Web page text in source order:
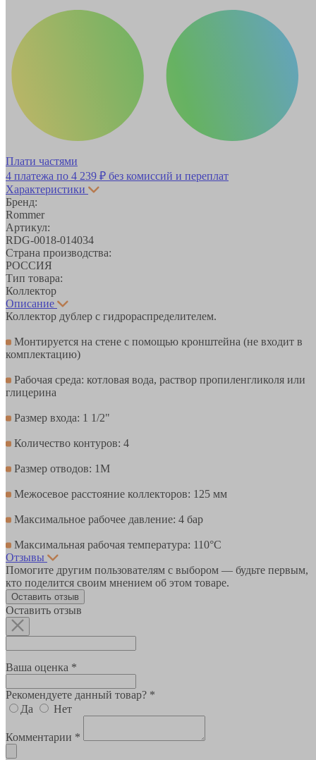
Плати частями
4 платежа по 4 239 ₽ без комиссий и переплат
Характеристики
Бренд:
Rommer
Артикул:
RDG-0018-014034
Страна производства:
РОССИЯ
Тип товара:
Коллектор
Описание
Коллектор дублер с гидрораспределителем.
Монтируется на стене с помощью кронштейна (не входит в
комплектацию)
Рабочая среда: котловая вода, раствор пропиленгликоля или
глицерина
Размер входа: 1 1/2"
Количество контуров: 4
Размер отводов: 1М
Межосевое расстояние коллекторов: 125 мм
Максимальное рабочее давление: 4 бар
Максимальная рабочая температура: 110°С
Отзывы
Помогите другим пользователям с выбором — будьте первым,
кто поделится своим мнением об этом товаре.
Оставить отзыв
Оставить отзыв
Ваша оценка *
Рекомендуете данный товар? *
Да
Нет
Комментарии *